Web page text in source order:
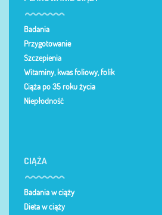
Badania
Przygotowanie
Szczepienia
Witaminy, kwas foliowy, folik
Ciąża po 35 roku życia
Niepłodność
CIĄŻA
Badania w ciąży
Dieta w ciąży